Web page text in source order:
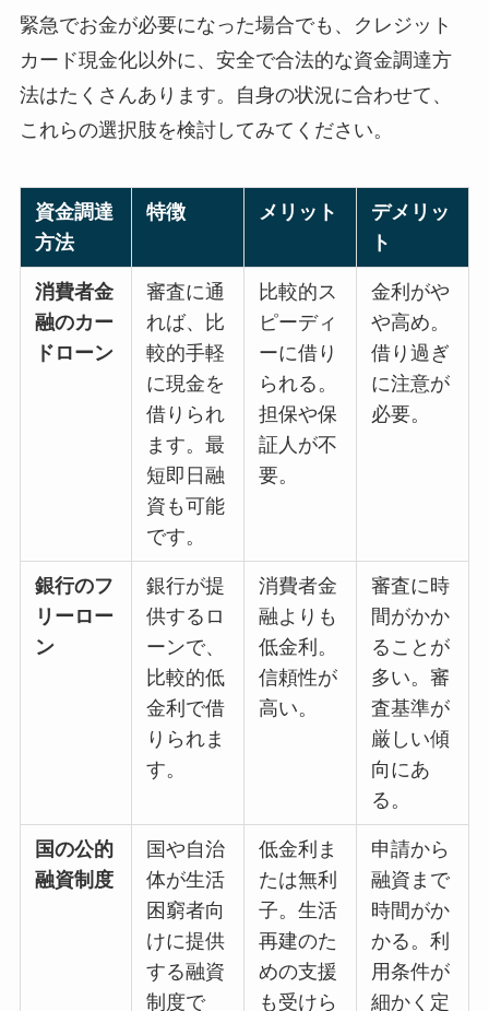
緊急でお金が必要になった場合でも、クレジット
カード現金化以外に、安全で合法的な資金調達方
法はたくさんあります。自身の状況に合わせて、
これらの選択肢を検討してみてください。
資金調達
方法
特徴 メリット
デメリッ
ト
消費者金
融のカー
ドローン
審査に通
れば、比
較的手軽
に現金を
借りられ
ます。最
短即日融
資も可能
です。
比較的ス
ピーディ
ーに借り
られる。
担保や保
証人が不
要。
金利がや
や高め。
借り過ぎ
に注意が
必要。
銀行のフ
リーロー
ン
銀行が提
供するロ
ーンで、
比較的低
金利で借
りられま
す。
消費者金
融よりも
低金利。
信頼性が
高い。
審査に時
間がかか
ることが
多い。審
査基準が
厳しい傾
向にあ
る。
国の公的
融資制度
国や自治
体が生活
困窮者向
けに提供
する融資
制度で
低金利ま
たは無利
子。生活
再建のた
めの支援
も受けら
申請から
融資まで
時間がか
かる。利
用条件が
細かく定